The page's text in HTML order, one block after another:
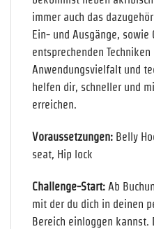
immer auch das
Ein- und Ausgänge, sowie
entsprechenden
Anwendungsvielfalt und
helfen dir, schneller und
erreichen.
Voraussetzungen: Belly
seat, Hip lock
Challenge-Start: Ab
mit der du dich in deinen
Bereich einloggen